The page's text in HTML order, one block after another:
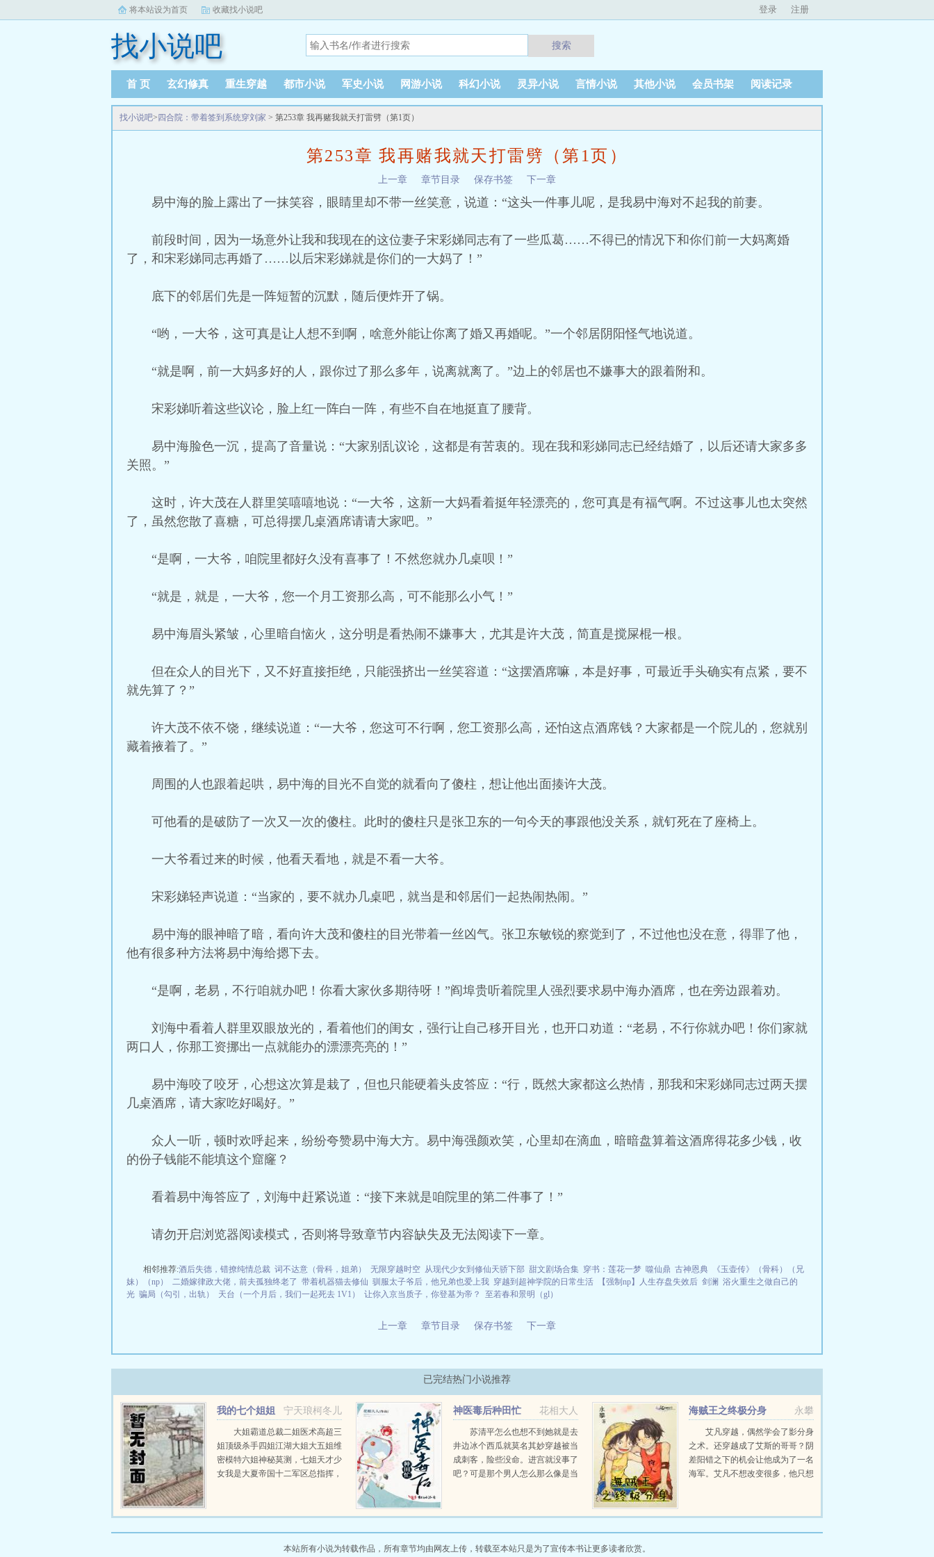
将本站设为首页 收藏找小说吧 登录 注册
找小说吧 搜索
首 页 玄幻修真 重生穿越 都市小说 军史小说 网游小说 科幻小说 灵异小说 言情小说 其他小说 会员书架 阅读记录
找小说吧> 四合院：带着签到系统穿刘家 > 第253章 我再赌我就天打雷劈（第1页）
第253章 我再赌我就天打雷劈（第1页）
上一章 章节目录 保存书签 下一章
易中海的脸上露出了一抹笑容，眼睛里却不带一丝笑意，说道：“这头一件事儿呢，是我易中海对不起我的前妻。
前段时间，因为一场意外让我和我现在的这位妻子宋彩娣同志有了一些瓜葛……不得已的情况下和你们前一大妈离婚
了，和宋彩娣同志再婚了……以后宋彩娣就是你们的一大妈了！”
底下的邻居们先是一阵短暂的沉默，随后便炸开了锅。
“哟，一大爷，这可真是让人想不到啊，啥意外能让你离了婚又再婚呢。”一个邻居阴阳怪气地说道。
“就是啊，前一大妈多好的人，跟你过了那么多年，说离就离了。”边上的邻居也不嫌事大的跟着附和。
宋彩娣听着这些议论，脸上红一阵白一阵，有些不自在地挺直了腰背。
易中海脸色一沉，提高了音量说：“大家别乱议论，这都是有苦衷的。现在我和彩娣同志已经结婚了，以后还请大家多多
关照。”
这时，许大茂在人群里笑嘻嘻地说：“一大爷，这新一大妈看着挺年轻漂亮的，您可真是有福气啊。不过这事儿也太突然
了，虽然您散了喜糖，可总得摆几桌酒席请请大家吧。”
“是啊，一大爷，咱院里都好久没有喜事了！不然您就办几桌呗！”
“就是，就是，一大爷，您一个月工资那么高，可不能那么小气！”
易中海眉头紧皱，心里暗自恼火，这分明是看热闹不嫌事大，尤其是许大茂，简直是搅屎棍一根。
但在众人的目光下，又不好直接拒绝，只能强挤出一丝笑容道：“这摆酒席嘛，本是好事，可最近手头确实有点紧，要不
就先算了？”
许大茂不依不饶，继续说道：“一大爷，您这可不行啊，您工资那么高，还怕这点酒席钱？大家都是一个院儿的，您就别
藏着掖着了。”
周围的人也跟着起哄，易中海的目光不自觉的就看向了傻柱，想让他出面揍许大茂。
可他看的是破防了一次又一次的傻柱。此时的傻柱只是张卫东的一句今天的事跟他没关系，就钉死在了座椅上。
一大爷看过来的时候，他看天看地，就是不看一大爷。
宋彩娣轻声说道：“当家的，要不就办几桌吧，就当是和邻居们一起热闹热闹。”
易中海的眼神暗了暗，看向许大茂和傻柱的目光带着一丝凶气。张卫东敏锐的察觉到了，不过他也没在意，得罪了他，
他有很多种方法将易中海给摁下去。
“是啊，老易，不行咱就办吧！你看大家伙多期待呀！”阎埠贵听着院里人强烈要求易中海办酒席，也在旁边跟着劝。
刘海中看着人群里双眼放光的，看着他们的闺女，强行让自己移开目光，也开口劝道：“老易，不行你就办吧！你们家就
两口人，你那工资挪出一点就能办的漂漂亮亮的！”
易中海咬了咬牙，心想这次算是栽了，但也只能硬着头皮答应：“行，既然大家都这么热情，那我和宋彩娣同志过两天摆
几桌酒席，请大家吃好喝好。”
众人一听，顿时欢呼起来，纷纷夸赞易中海大方。易中海强颜欢笑，心里却在滴血，暗暗盘算着这酒席得花多少钱，收
的份子钱能不能填这个窟窿？
看着易中海答应了，刘海中赶紧说道：“接下来就是咱院里的第二件事了！”
请勿开启浏览器阅读模式，否则将导致章节内容缺失及无法阅读下一章。
相邻推荐:酒后失德，错撩纯情总裁 词不达意（骨科，姐弟） 无限穿越时空 从现代少女到修仙天骄下部 甜文剧场合集 穿书：莲花一梦 噬仙鼎 古神恩典
《玉壶传》（骨科）（兄
妹）（np）
二婚嫁律政大佬，前夫孤独终老了 带着机器猫去修仙 驯服太子爷后，他兄弟也爱上我 穿越到超神学院的日常生活 【强制np】人生存盘失效后 剑澜 浴火重生之做自己的
光 骗局（勾引，出轨） 天台（一个月后，我们一起死去 1V1） 让你入京当质子，你登基为帝？ 至若春和景明（gl）
上一章 章节目录 保存书签 下一章
已完结热门小说推荐
宁天琅柯冬儿
我的七个姐姐
天姿国色宁天琅柯冬儿
大姐霸道总裁二姐医术高超三
姐顶级杀手四姐江湖大姐大五姐维
密模特六姐神秘莫测，七姐天才少
女我是大夏帝国十二军区总指挥，
花相大人
神医毒后种田忙
苏清平怎么也想不到她就是去
井边冰个西瓜就莫名其妙穿越被当
成刺客，险些没命。进宫就没事了
吧？可是那个男人怎么那么像是当
可见的虫网，屋后荒草杂生的废
永攀
海贼王之终极分身
艾凡穿越，偶然学会了影分身
之术。还穿越成了艾斯的哥哥？阴
差阳错之下的机会让他成为了一名
海军。艾凡不想改变很多，他只想
本站所有小说为转载作品，所有章节均由网友上传，转载至本站只是为了宣传本书让更多读者欣赏。